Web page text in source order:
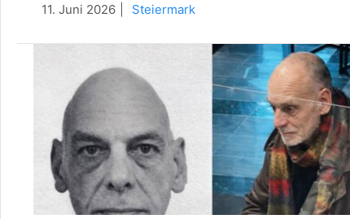
11. Juni 2026 Steiermark